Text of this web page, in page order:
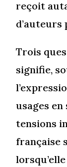
reçoit
d’auteurs
Trois
signifie,
usages
tensions
française